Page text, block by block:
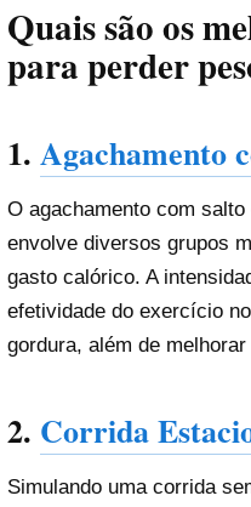
Quais são os
para perder
1. Agachamento
O agachamento com
envolve diversos grupos
gasto calórico. A
efetividade do exercício
gordura, além de
2. Corrida
Simulando uma corrida